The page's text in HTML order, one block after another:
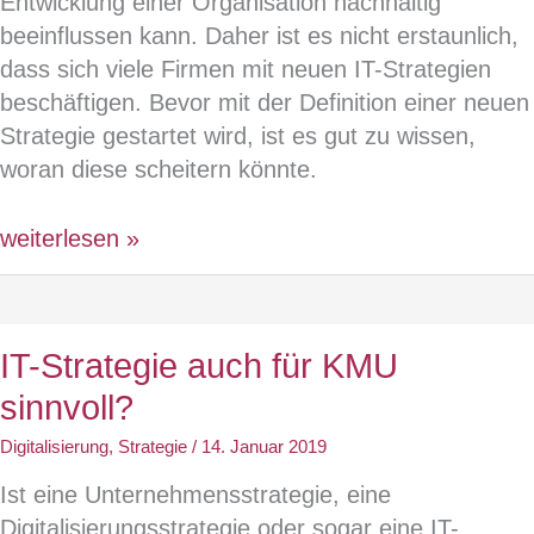
beeinflussen kann. Daher ist es nicht erstaunlich,
dass sich viele Firmen mit neuen IT-Strategien
beschäftigen. Bevor mit der Definition einer neuen
Strategie gestartet wird, ist es gut zu wissen,
woran diese scheitern könnte.
Warum
IT-
weiterlesen »
IT-Strategie auch für KMU
sinnvoll?
Digitalisierung, Strategie / 14. Januar 2019
Ist eine Unternehmensstrategie, eine
Digitalisierungsstrategie oder sogar eine IT-